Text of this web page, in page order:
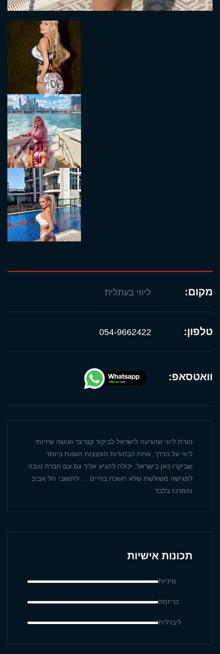
מקום: ליווי בעתלית
טלפון: 054-9662422
וואטסאפ:
נערת ליווי שהגיעה לישראל לביקור קצרצר ועושה שירותי
ליווי על הדרך, אחת הבחורות הפצצות השוות ביותר
שביקרו כאן בישראל. יכולה להגיע אליך גם עם חברה טובה
לפגישה משולשת שלא תשכח בחיים … לתושבי תל אביב
והמרכז בלבד.
תכונות אישיות
מיניות
כריזמה
ליברלית